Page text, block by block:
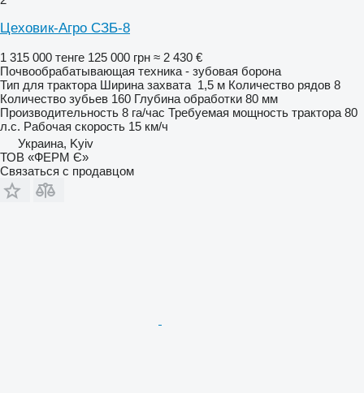
Цеховик-Агро СЗБ-8
1 315 000 тенге 125 000 грн ≈ 2 430 €
Почвообрабатывающая техника - зубовая борона
Тип для трактора Ширина захвата 1,5 м Количество рядов 8
Количество зубьев 160 Глубина обработки 80 мм
Производительность 8 га/час Требуемая мощность трактора 80
л.с. Рабочая скорость 15 км/ч
Украина, Kyiv
ТОВ «ФЕРМ Є»
Связаться с продавцом